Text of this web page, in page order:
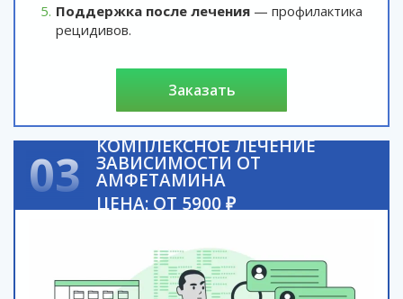
Поддержка после лечения — профилактика
рецидивов.
заказать
03 КОМПЛЕКСНОЕ ЛЕЧЕНИЕ
ЗАВИСИМОСТИ ОТ
АМФЕТАМИНА
ЦЕНА: ОТ 5900 ₽